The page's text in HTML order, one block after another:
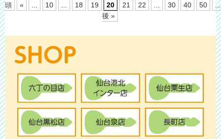
頭
« 10 18 19 20 21 22 30 40 50
...
後 »